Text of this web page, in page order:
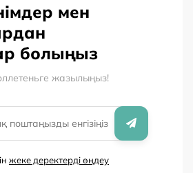
мен
болыңыз
жазылыңыз!
жеке деректерді өңдеу